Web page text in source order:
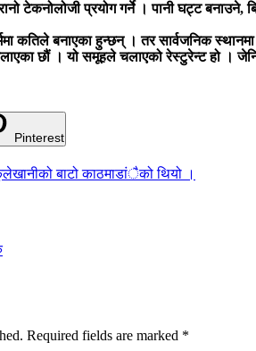
टेकनोलोजी प्रयोग गर्ने । पानी घट्ट
कतिले बनाएका हुन्छन् । तर सार्वजनिक
छौं । यो समूहले चलाएको रेस्टुरेन्ट हो ।
Pinterest
बाटो काठमाडांैको थियो ।
Required fields are marked *